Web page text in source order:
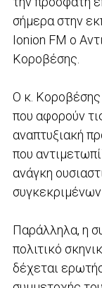
σήμερα στην
Ionion FM ο
Κοροβέσης.
Ο κ. Κοροβέσης
που αφορούν
αναπτυξιακή
που
ανάγκη
Παράλληλα, η
πολιτικό
δέχεται